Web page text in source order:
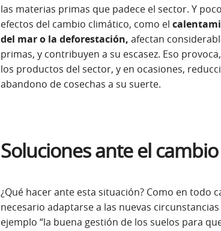
las materias primas que padece el sector. Y
efectos del cambio climático, como el
del mar o la deforestación, afectan
primas, y contribuyen a su escasez. Eso
los productos del sector, y en ocasiones,
abandono de cosechas a su suerte.
Soluciones ante el
¿Qué hacer ante esta situación? Como en todo
necesario adaptarse a las nuevas
ejemplo “la buena gestión de los suelos para